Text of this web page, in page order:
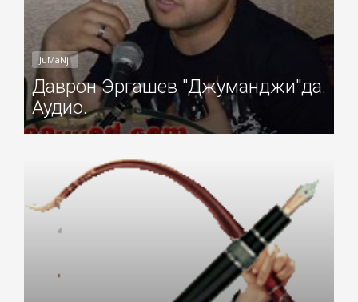
JuMaNjI
Даврон Эргашев "Джуманджи"да.
Аудио.